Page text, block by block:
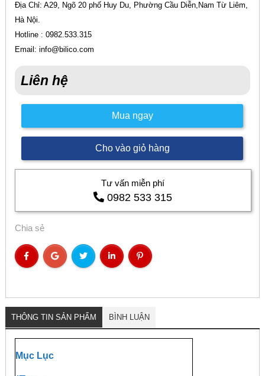
Địa Chỉ: A29, Ngõ 20 phố Huy Du, Phường Cầu Diễn,Nam Từ Liêm,
Hà Nội.
Hotline : 0982.533.315
Email: info@bilico.com
Liên hệ
Mua ngay
Cho vào giỏ hàng
Tư vấn miễn phí
0982 533 315
Chia sẻ
THÔNG TIN SẢN PHẨM BÌNH LUẬN
Mục Lục